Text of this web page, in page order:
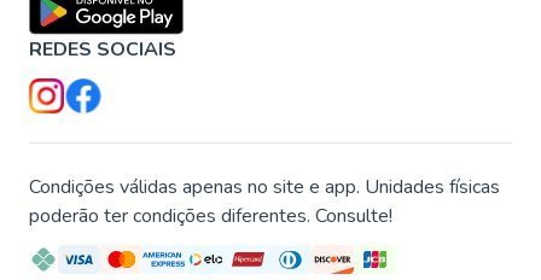
REDES SOCIAIS
Condições válidas apenas no site e app. Unidades físicas
poderão ter condições diferentes. Consulte!